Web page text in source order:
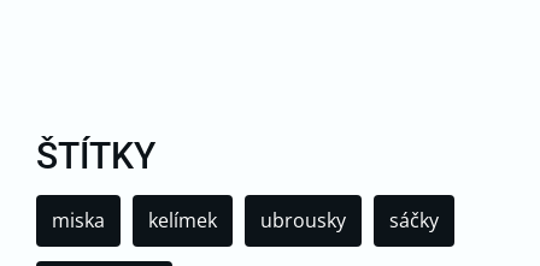
ŠTÍTKY
miska kelímek ubrousky sáčky